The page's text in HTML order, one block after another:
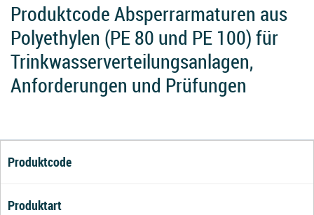
Produktcode Absperrarmaturen aus
Polyethylen (PE 80 und PE 100) für
Trinkwasserverteilungsanlagen,
Anforderungen und Prüfungen
Produktcode
Produktart